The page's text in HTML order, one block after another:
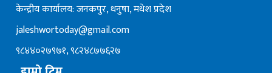
केन्द्रीय कार्यालय: जनकपुर, धनुषा, मधेश प्रदेश
jaleshwortoday@gmail.com
९८४४०२७९७१, ९८२४८७७६२७